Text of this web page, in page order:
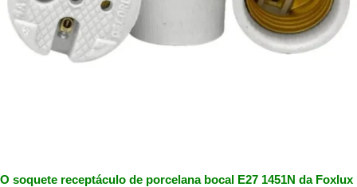
O soquete receptáculo de porcelana bocal E27 1451N da Foxlux